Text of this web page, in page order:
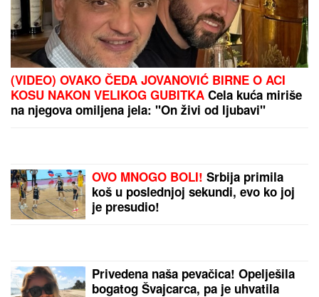
Crvena zvezda - Novi Pazar: Šok na "Marakani",
crveni karton za crveno-bele